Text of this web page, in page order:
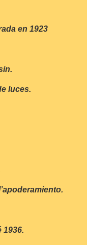
en 1923
luces.
1936.